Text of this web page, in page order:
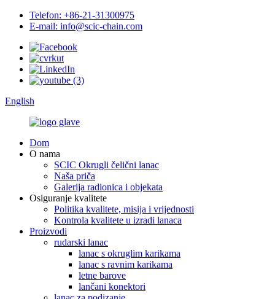
Telefon: +86-21-31300975
E-mail: info@scic-chain.com
English
Dom
O nama
SCIC Okrugli čelični lanac
Naša priča
Galerija radionica i objekata
Osiguranje kvalitete
Politika kvalitete, misija i vrijednosti
Kontrola kvalitete u izradi lanaca
Proizvodi
rudarski lanac
lanac s okruglim karikama
lanac s ravnim karikama
letne barove
lančani konektori